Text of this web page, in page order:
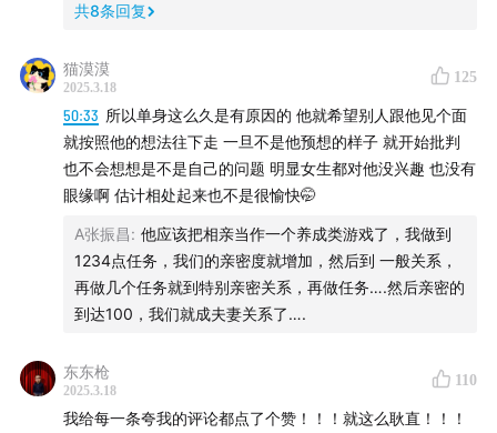
@东东枪
@午夜骑手毛冬
【内容提要】
00:00:59演出小通知
00:12:29如何使用AI帮朋友解决情感问题
00:16:27关于我骑着电动车带着我妈去找我爸的疑似小三
当街对质这件事
00:28:49「图书馆30秒」是什么
00:35:54DeepSeek还是太专业了
共8条回复
猫漠漠
2025.3.18
125
50:33 所以单身这么久是有原因的 他就希望别人跟他见个面
就按照他的想法往下走 一旦不是他预想的样子 就开始批判
也不会想想是不是自己的问题 明显女生都对他没兴趣 也没有
眼缘啊 估计相处起来也不是很愉快🤭
A张振昌: 他应该把相亲当作一个养成类游戏了，我做到
1234点任务，我们的亲密度就增加，然后到 一般关系，
再做几个任务就到特别亲密关系，再做任务….然后亲密的
到达100，我们就成夫妻关系了….
东东枪
2025.3.18
110
我给每一条夸我的评论都点了个赞！！！就这么耿直！！！